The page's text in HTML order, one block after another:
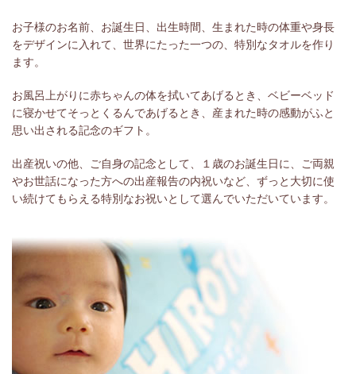
お子様のお名前、お誕生日、出生時間、生まれた時の体重や身長
をデザインに入れて、世界にたった一つの、特別なタオルを作り
ます。
お風呂上がりに赤ちゃんの体を拭いてあげるとき、ベビーベッド
に寝かせてそっとくるんであげるとき、産まれた時の感動がふと
思い出される記念のギフト。
出産祝いの他、ご自身の記念として、１歳のお誕生日に、ご両親
やお世話になった方への出産報告の内祝いなど、ずっと大切に使
い続けてもらえる特別なお祝いとして選んでいただいています。